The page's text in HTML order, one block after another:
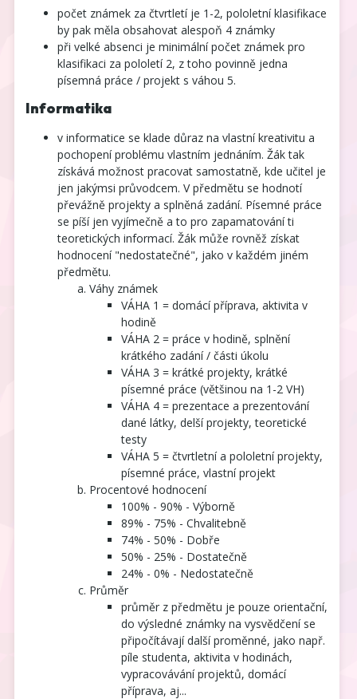
počet známek za čtvrtletí je 1-2, pololetní klasifikace
by pak měla obsahovat alespoň 4 známky
při velké absenci je minimální počet známek pro
klasifikaci za pololetí 2, z toho povinně jedna
písemná práce / projekt s váhou 5.
Informatika
v informatice se klade důraz na vlastní kreativitu a
pochopení problému vlastním jednáním. Žák tak
získává možnost pracovat samostatně, kde učitel je
jen jakýmsi průvodcem. V předmětu se hodnotí
převážně projekty a splněná zadání. Písemné práce
se píší jen vyjímečně a to pro zapamatování ti
teoretických informací. Žák může rovněž získat
hodnocení "nedostatečné", jako v každém jiném
předmětu.
Váhy známek
VÁHA 1 = domácí příprava, aktivita v
hodině
VÁHA 2 = práce v hodině, splnění
krátkého zadání / části úkolu
VÁHA 3 = krátké projekty, krátké
písemné práce (většinou na 1-2 VH)
VÁHA 4 = prezentace a prezentování
dané látky, delší projekty, teoretické
testy
VÁHA 5 = čtvrtletní a pololetní projekty,
písemné práce, vlastní projekt
Procentové hodnocení
100% - 90% - Výborně
89% - 75% - Chvalitebně
74% - 50% - Dobře
50% - 25% - Dostatečně
24% - 0% - Nedostatečně
Průměr
průměr z předmětu je pouze orientační,
do výsledné známky na vysvědčení se
připočítávají další proměnné, jako např.
píle studenta, aktivita v hodinách,
vypracovávání projektů, domácí
příprava, aj...